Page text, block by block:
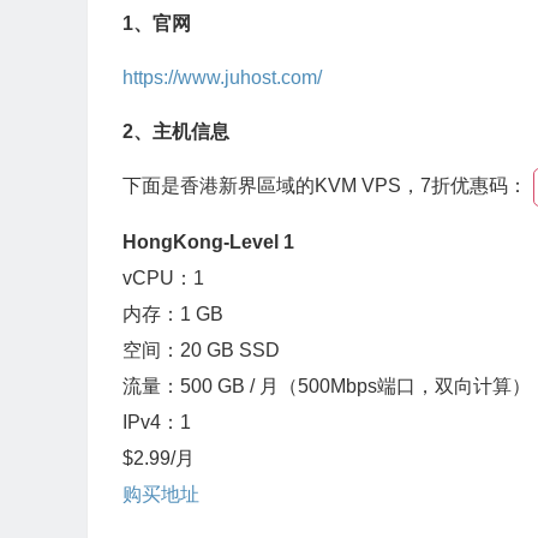
1、官网
https://www.juhost.com/
2、主机信息
下面是香港新界區域的KVM VPS，7折优惠码：
HongKong-Level 1
vCPU：1
内存：1 GB
空间：20 GB SSD
流量：500 GB / 月（500Mbps端口，双向计算）
IPv4：1
$2.99/月
购买地址